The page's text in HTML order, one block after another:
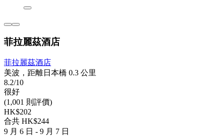
菲拉麗茲酒店
菲拉麗茲酒店
美波，距離日本橋 0.3 公里
8.2/10
很好
(1,001 則評價)
HK$202
合共 HK$244
9 月 6 日 - 9 月 7 日